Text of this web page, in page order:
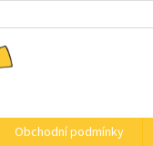
Obchodní podmínky